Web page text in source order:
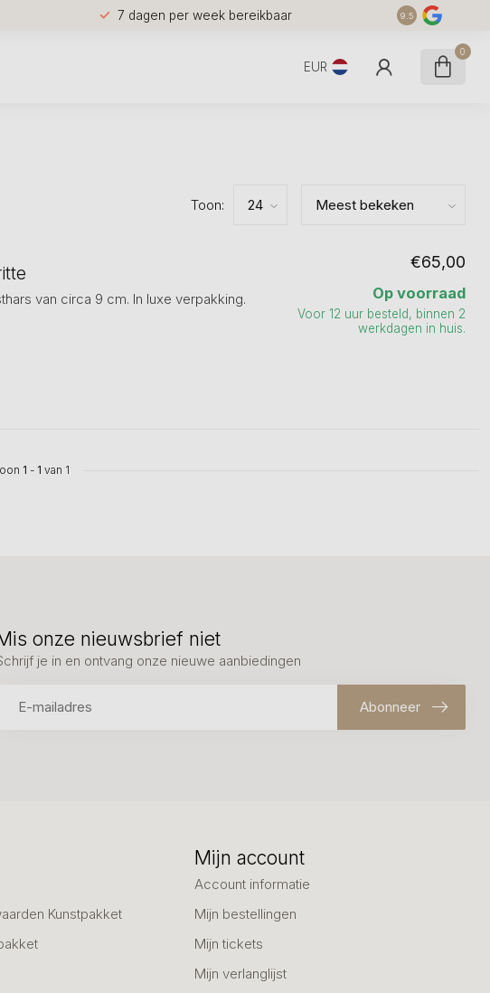
7 dagen per week bereikbaar 9.5
EUR
0
Toon:
van circa 9 cm. In luxe verpakking.
€65,00
Op voorraad
Voor 12 uur besteld, binnen 2
werkdagen in huis.
1 - 1 van 1
onze nieuwsbrief niet
je in en ontvang onze nieuwe aanbiedingen
Abonneer
Kunstpakket
Mijn account
Account informatie
Mijn bestellingen
Mijn tickets
Mijn verlanglijst